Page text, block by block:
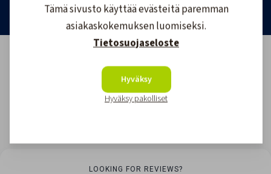
LOOKING FOR REVIEWS?
Tämä sivusto käyttää evästeitä paremman
asiakaskokemuksen luomiseksi.
Tietosuojaseloste
Hyväksy
Hyväksy pakolliset